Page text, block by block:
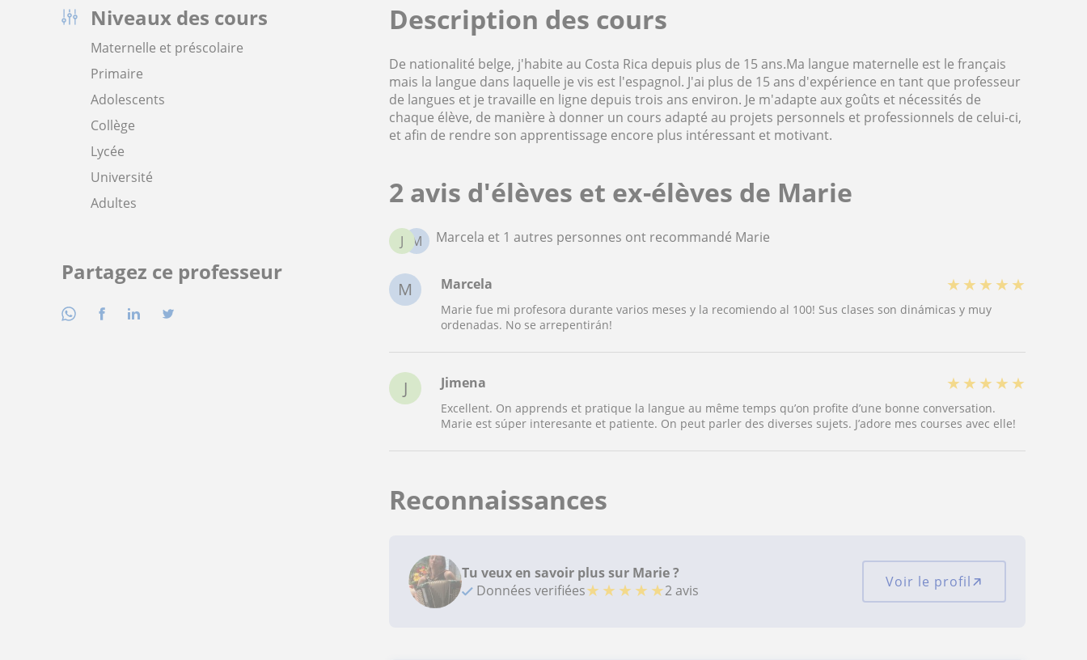
Niveaux des cours
Maternelle et préscolaire
Primaire
Adolescents
Collège
Lycée
Université
Adultes
Partagez ce professeur
Description des cours
De nationalité belge, j'habite au Costa Rica depuis plus de 15 ans.Ma langue maternelle est le français
mais la langue dans laquelle je vis est l'espagnol. J'ai plus de 15 ans d'expérience en tant que professeur
de langues et je travaille en ligne depuis trois ans environ. Je m'adapte aux goûts et nécessités de
chaque élève, de manière à donner un cours adapté au projets personnels et professionnels de celui-ci,
et afin de rendre son apprentissage encore plus intéressant et motivant.
2 avis d'élèves et ex-élèves de Marie
M
J Marcela et 1 autres personnes ont recommandé Marie
M Marcela ★ ★ ★ ★ ★
Marie fue mi profesora durante varios meses y la recomiendo al 100! Sus clases son dinámicas y muy
ordenadas. No se arrepentirán!
J Jimena ★ ★ ★ ★ ★
Excellent. On apprends et pratique la langue au même temps qu’on profite d’une bonne conversation.
Marie est súper interesante et patiente. On peut parler des diverses sujets. J’adore mes courses avec elle!
Reconnaissances
Tu veux en savoir plus sur Marie ?
Données verifiées★ ★ ★ ★ ★2 avis Voir le profil